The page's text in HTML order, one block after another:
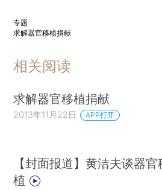
专题
求解器官移植捐献
相关阅读
求解器官移植捐献
2013年11月22日 APP打开
【封面报道】黄洁夫谈器官
植